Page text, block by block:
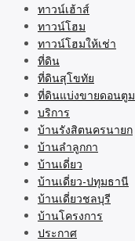
ทาวน์เฮ้าส์
ทาวน์โฮม
ทาวน์โฮมให้เช่า
ที่ดิน
ที่ดินสุโขทัย
ที่ดินแบ่งขายดอนตูม
บริการ
บ้านรังสิตนครนายก
บ้านลำลูกกา
บ้านเดี่ยว
บ้านเดี่ยว-ปทุมธานี
บ้านเดี่ยวชลบุรี
บ้านโครงการ
ประกาศ